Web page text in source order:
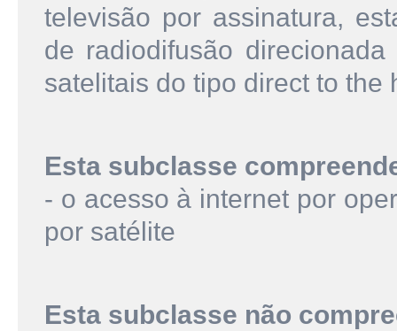
televisão por assinatura,
de radiodifusão
satelitais do tipo direct to the
Esta subclasse
- o acesso à internet por
por satélite
Esta subclasse não